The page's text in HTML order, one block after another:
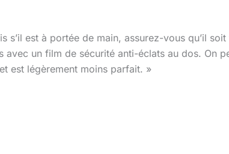
s’il est à portée de main, assurez-vous qu’il soit
un film de sécurité anti-éclats au dos. On
est légèrement moins parfait. »